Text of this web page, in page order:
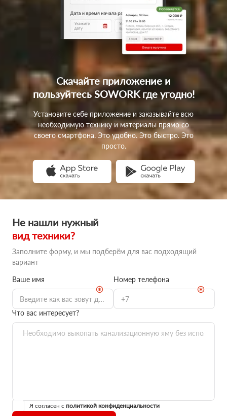
Скачайте приложение и
пользуйтесь SOWORK где угодно!
Установите себе приложение и заказывайте всю
необходимую технику и материалы прямо со
своего смартфона. Это удобно. Это быстро. Это
просто.
Не нашли нужный
вид техники?
Заполните форму, и мы подберём для вас подходящий
вариант
Ваше имя
Номер телефона
Что вас интересует?
Я согласен с политикой конфиденциальности